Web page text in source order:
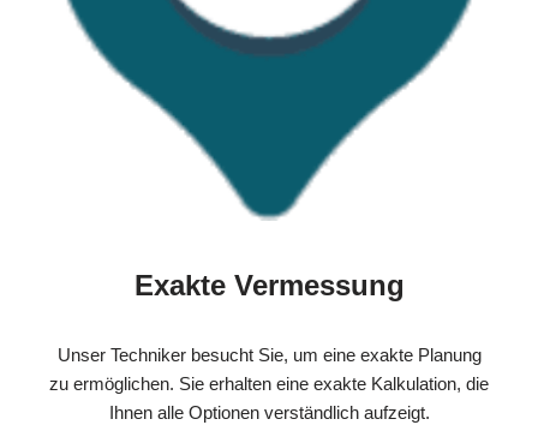
Exakte Vermessung
Unser Techniker besucht Sie, um eine exakte Planung
zu ermöglichen. Sie erhalten eine exakte Kalkulation, die
Ihnen alle Optionen verständlich aufzeigt.